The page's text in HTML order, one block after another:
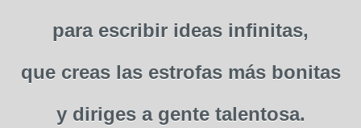
para escribir ideas infinitas,
que creas las estrofas más bonitas
y diriges a gente talentosa.